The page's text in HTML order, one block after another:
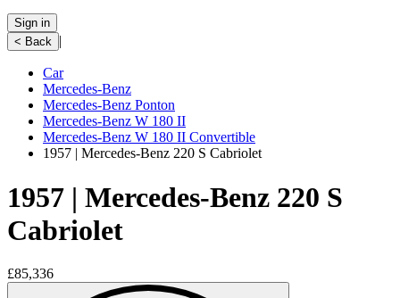
Sign in
< Back |
Car
Mercedes-Benz
Mercedes-Benz Ponton
Mercedes-Benz W 180 II
Mercedes-Benz W 180 II Convertible
1957 | Mercedes-Benz 220 S Cabriolet
1957 | Mercedes-Benz 220 S
Cabriolet
£85,336